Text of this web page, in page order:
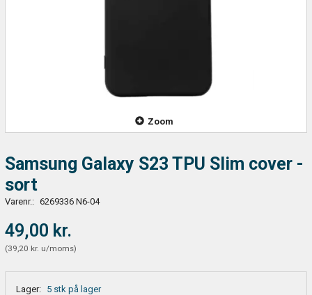
Zoom
Samsung Galaxy S23 TPU Slim cover -
sort
Varenr.: 6269336 N6-04
49,00 kr.
(39,20 kr. u/moms)
Lager: 5 stk på lager